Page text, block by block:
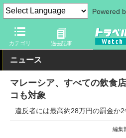
Powered
カテゴリ 過去記事
トラベル Watch 地域 海外旅行
ニュース
マレーシア、すべての飲食
コも対象
違反者には最高約28万円の罰金か
編集